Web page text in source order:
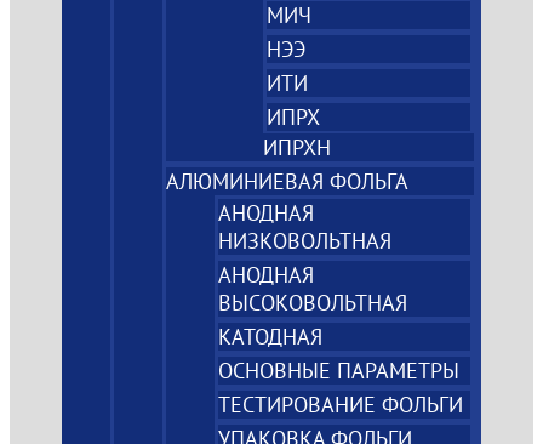
МИЧ
НЭЭ
ИТИ
ИПРХ
ИПРХН
АЛЮМИНИЕВАЯ ФОЛЬГА
АНОДНАЯ
НИЗКОВОЛЬТНАЯ
АНОДНАЯ
ВЫСОКОВОЛЬТНАЯ
КАТОДНАЯ
ОСНОВНЫЕ ПАРАМЕТРЫ
ТЕСТИРОВАНИЕ ФОЛЬГИ